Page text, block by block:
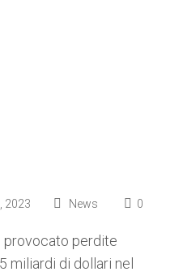
2023 News 0
provocato perdite
miliardi di dollari nel